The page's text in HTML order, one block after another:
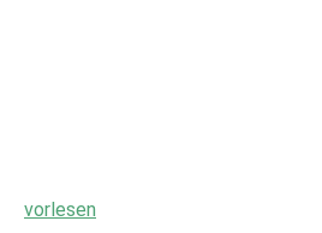
vorlesen